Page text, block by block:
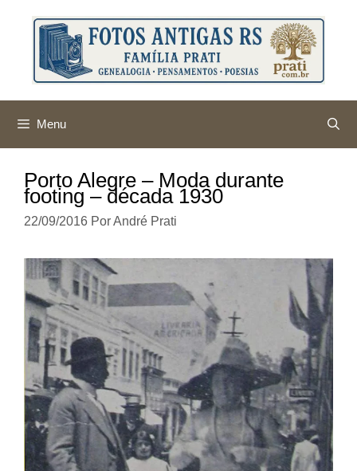
conteúdo
Menu
Porto Alegre – Moda durante
footing – década 1930
22/09/2016 PorAndré Prati